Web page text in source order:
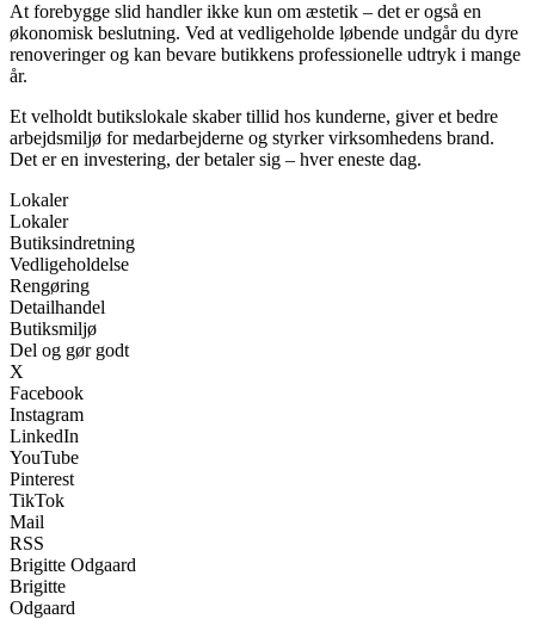
At forebygge slid handler ikke kun om æstetik – det er også en
økonomisk beslutning. Ved at vedligeholde løbende undgår du dyre
renoveringer og kan bevare butikkens professionelle udtryk i mange
år.
Et velholdt butikslokale skaber tillid hos kunderne, giver et bedre
arbejdsmiljø for medarbejderne og styrker virksomhedens brand.
Det er en investering, der betaler sig – hver eneste dag.
Lokaler
Lokaler
Butiksindretning
Vedligeholdelse
Rengøring
Detailhandel
Butiksmiljø
Del og gør godt
X
Facebook
Instagram
LinkedIn
YouTube
Pinterest
TikTok
Mail
RSS
Brigitte Odgaard
Brigitte
Odgaard